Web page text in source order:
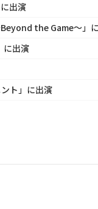
出演
the Game～」
に出演
ト」に出演